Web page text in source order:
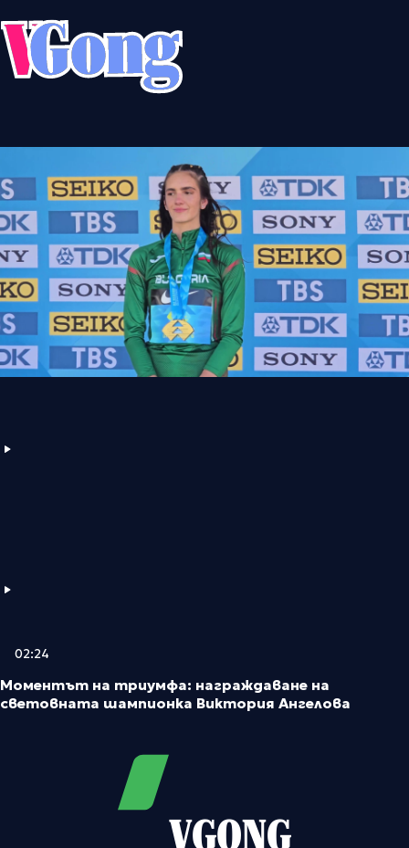
02:24
Моментът на триумфа: награждаване на
световната шампионка Виктория Ангелова
VGONG